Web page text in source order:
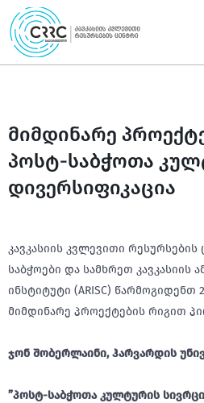
Skip
to
content
მიმდინარე
პოსტ-საბჭოთა
დივერსიფიკაცია
კავკასიის კვლევითი რესურსების
საბჭოები და სამხრეთ კავკასიის
ინსტიტუტი (ARISC) წარმოგიდენთ
მიმდინარე პროექტების რიგით
ჯონ შობერლაინი, ჰარვარდის
”პოსტ-საბჭოთა კულტურის